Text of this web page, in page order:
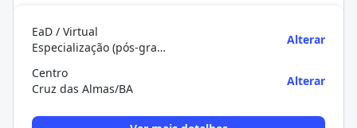
EaD / Virtual
Especialização (pós-graduação)
Alterar
Centro
Cruz das Almas/BA
Alterar